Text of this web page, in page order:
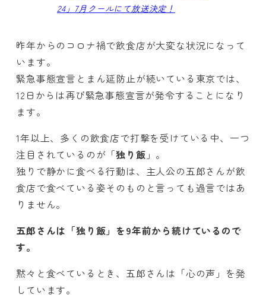
24」7月クールにて放送決定！
昨年からのコロナ禍で飲食店が大変な状況になって
います。
緊急事態宣言とまん延防止が続いている東京では、
12日からは再び緊急事態宣言が発令することになり
ます。
1年以上、多くの飲食店で打撃を受けている中、一つ
注目されているのが「独り飯 」。
独りで静かに食べる行動は、主人公の五郎さんが飲
食店で食べている姿そのものと言っても過言ではあ
りません。
五郎さんは「独り飯」を9年前から続けているので
す。
黙々と食べているとき、五郎さんは「心の声」を発
しています。